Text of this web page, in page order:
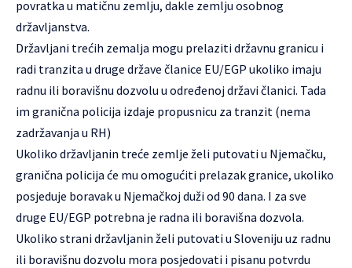
povratka u matičnu zemlju, dakle zemlju osobnog
državljanstva.
Državljani trećih zemalja mogu prelaziti državnu granicu i
radi tranzita u druge države članice EU/EGP ukoliko imaju
radnu ili boravišnu dozvolu u određenoj državi članici. Tada
im granična policija izdaje propusnicu za tranzit (nema
zadržavanja u RH)
Ukoliko državljanin treće zemlje želi putovati u Njemačku,
granična policija će mu omogućiti prelazak granice, ukoliko
posjeduje boravak u Njemačkoj duži od 90 dana. I za sve
druge EU/EGP potrebna je radna ili boravišna dozvola.
Ukoliko strani državljanin želi putovati u Sloveniju uz radnu
ili boravišnu dozvolu mora posjedovati i pisanu potvrdu